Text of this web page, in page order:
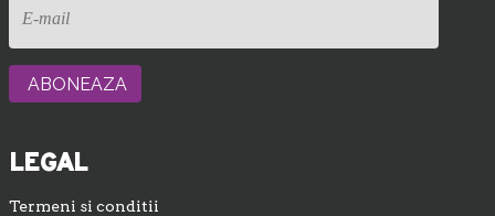
LEGAL
Termeni si conditii